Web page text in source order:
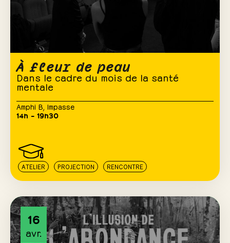
À fleur de peau
Dans le cadre du mois de la santé
mentale
Amphi B Impasse
14h – 19h30
ATELIER PROJECTION RENCONTRE
16
avr.